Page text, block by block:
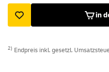
in
2) Endpreis inkl. gesetzl.